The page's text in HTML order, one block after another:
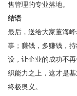
售管理的专业落地。
结语
最后，送给大家董海
事；赚钱，多赚钱，
设，让企业的成功不
织能力之上，这才是
终极奥义。